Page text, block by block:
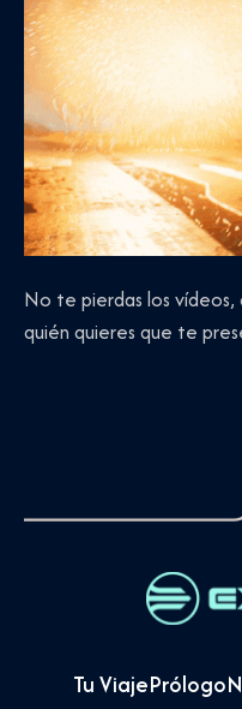
No te pierdas los vídeos,
quién quieres que te
Tu ViajePrólogo